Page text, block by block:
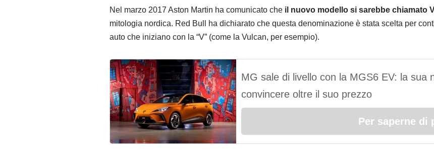
Nel marzo 2017 Aston Martin ha comunicato che il nuovo modello si sarebbe chiamato
mitologia nordica. Red Bull ha dichiarato che questa denominazione è stata scelta per
auto che iniziano con la “V” (come la Vulcan, per esempio).
MG sale di livello con la MGS6 EV: la sua
convincere oltre il suo prezzo
Per saperne di